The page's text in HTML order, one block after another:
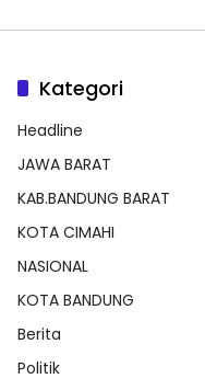
Kategori
Headline
JAWA BARAT
KAB.BANDUNG BARAT
KOTA CIMAHI
NASIONAL
KOTA BANDUNG
Berita
Politik